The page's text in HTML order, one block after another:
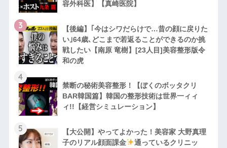
容外科医】【真崎医院】
3
【後編】｢今はシワだらけで…昔の顔に戻りた
い｣64歳､どこまで若返ることができるのか挑
戦したい【南原 竜樹】[23人目]美容整形版令
和の虎
4
禁断の秘術美容整形！【ぼくのボッタクリ
BAR韓国篇】韓国の整形技術は世界一ィィ
ィ!!【経営シミュレーション】
5
【大公開】やってよかった！美容家 大野真理
子のリアル顔面課金
通っているクリニッ